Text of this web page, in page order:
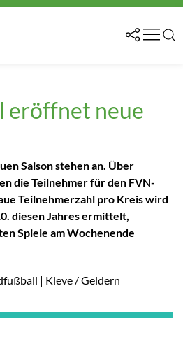
eröffnet neue
Saison stehen an. Über
die Teilnehmer für den FVN-
Teilnehmerzahl pro Kreis wird
diesen Jahres ermittelt,
Spiele am Wochenende
| Kleve / Geldern